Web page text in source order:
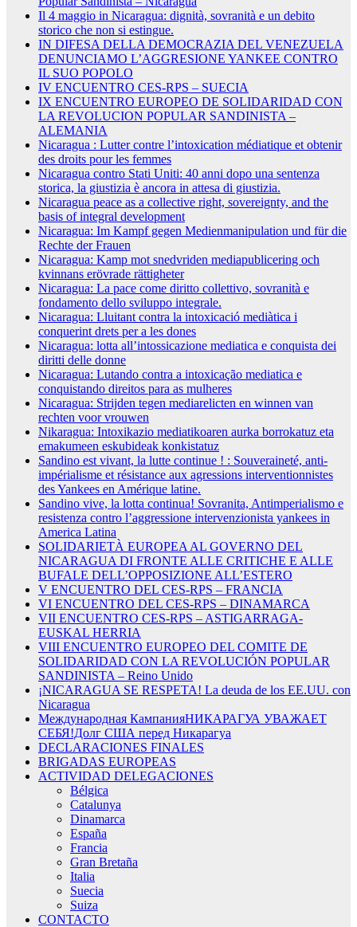
Il 4 maggio in Nicaragua: dignità, sovranità e un debito
storico che non si estingue.
IN DIFESA DELLA DEMOCRAZIA DEL VENEZUELA
DENUNCIAMO L’AGGRESIONE YANKEE CONTRO
IL SUO POPOLO
IV ENCUENTRO CES-RPS – SUECIA
IX ENCUENTRO EUROPEO DE SOLIDARIDAD CON
LA REVOLUCION POPULAR SANDINISTA –
ALEMANIA
Nicaragua : Lutter contre l’intoxication médiatique et obtenir
des droits pour les femmes
Nicaragua contro Stati Uniti: 40 anni dopo una sentenza
storica, la giustizia è ancora in attesa di giustizia.
Nicaragua peace as a collective right, sovereignty, and the
basis of integral development
Nicaragua: Im Kampf gegen Medienmanipulation und für die
Rechte der Frauen
Nicaragua: Kamp mot snedvriden mediapublicering och
kvinnans erövrade rättigheter
Nicaragua: La pace come diritto collettivo, sovranità e
fondamento dello sviluppo integrale.
Nicaragua: Lluitant contra la intoxicació mediàtica i
conquerint drets per a les dones
Nicaragua: lotta all’intossicazione mediatica e conquista dei
diritti delle donne
Nicaragua: Lutando contra a intoxicação mediatica e
conquistando direitos para as mulheres
Nicaragua: Strijden tegen mediarelicten en winnen van
rechten voor vrouwen
Nikaragua: Intoxikazio mediatikoaren aurka borrokatuz eta
emakumeen eskubideak konkistatuz
Sandino est vivant, la lutte continue ! : Souveraineté, anti-
impérialisme et résistance aux agressions interventionnistes
des Yankees en Amérique latine.
Sandino vive, la lotta continua! Sovranita, Antimperialismo e
resistenza contro l’aggressione intervenzionista yankees in
America Latina
SOLIDARIETÀ EUROPEA AL GOVERNO DEL
NICARAGUA DI FRONTE ALLE CRITICHE E ALLE
BUFALE DELL’OPPOSIZIONE ALL’ESTERO
V ENCUENTRO DEL CES-RPS – FRANCIA
VI ENCUENTRO DEL CES-RPS – DINAMARCA
VII ENCUENTRO CES-RPS – ASTIGARRAGA-
EUSKAL HERRIA
VIII ENCUENTRO EUROPEO DEL COMITE DE
SOLIDARIDAD CON LA REVOLUCIÓN POPULAR
SANDINISTA – Reino Unido
¡NICARAGUA SE RESPETA! La deuda de los EE.UU. con
Nicaragua
Международная КампанияНИКАРАГУА УВАЖАЕТ
СЕБЯ!Долг США перед Никарагуа
DECLARACIONES FINALES
BRIGADAS EUROPEAS
ACTIVIDAD DELEGACIONES
Bélgica
Catalunya
Dinamarca
España
Francia
Gran Bretaña
Italia
Suecia
Suiza
CONTACTO